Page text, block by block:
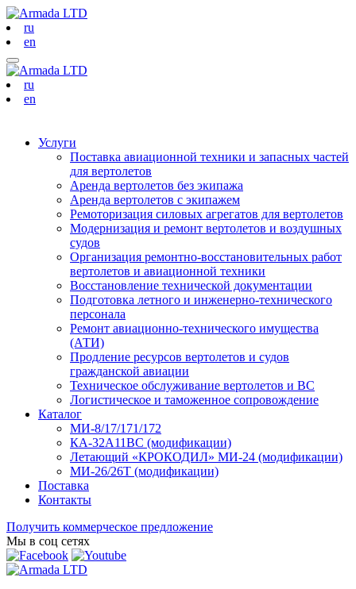
ru
en
ru
en
Услуги
Поставка авиационной техники и запасных частей
для вертолетов
Аренда вертолетов без экипажа
Аренда вертолетов с экипажем
Ремоторизация силовых агрегатов для вертолетов
Модернизация и ремонт вертолетов и воздушных
судов
Организация ремонтно-восстановительных работ
вертолетов и авиационной техники
Восстановление технической документации
Подготовка летного и инженерно-технического
персонала
Ремонт авиационно-технического имущества
(АТИ)
Продление ресурсов вертолетов и судов
гражданской авиации
Техническое обслуживание вертолетов и ВС
Логистическое и таможенное сопровождение
Каталог
МИ-8/17/171/172
КА-32А11ВС (модификации)
Летающий «КРОКОДИЛ» МИ-24 (модификации)
МИ-26/26Т (модификации)
Поставка
Контакты
Получить коммерческое предложение
Мы в соц сетях